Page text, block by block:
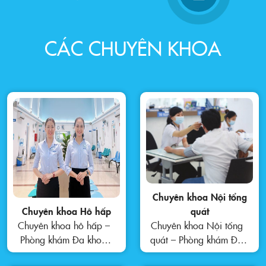
CÁC CHUYÊN KHOA
Chuyên khoa Hô hấp
Chuyên khoa hô hấp –
Phòng khám Đa khoa
CHAC 2 Chuyên khoa
Chuyên khoa Nội tổng
quát
Chuyên khoa Nội tổng
quát – Phòng khám Đa
khoa CHAC 2 Chuyên